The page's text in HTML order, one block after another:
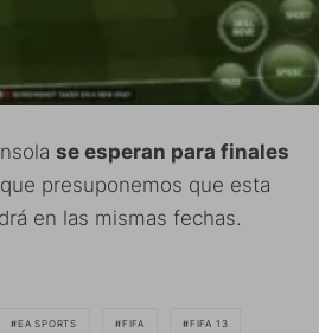
se esperan para finales
presuponemos que esta
en las mismas fechas.
EA SPORTS FIFA FIFA 13